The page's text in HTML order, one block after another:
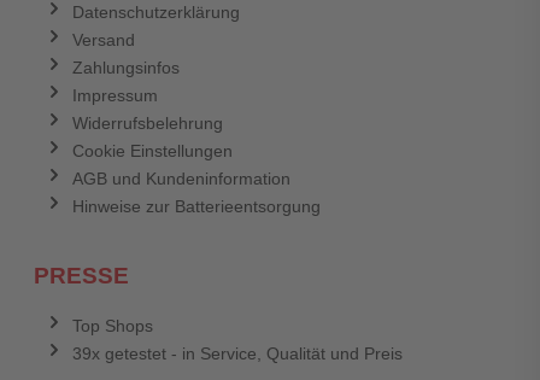
Datenschutzerklärung
Versand
Zahlungsinfos
Impressum
Widerrufsbelehrung
Cookie Einstellungen
AGB und Kundeninformation
Hinweise zur Batterieentsorgung
PRESSE
Top Shops
39x getestet - in Service, Qualität und Preis